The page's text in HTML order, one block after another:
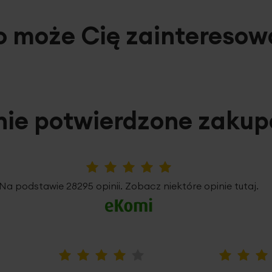
może Cię
potwierdzone
5%
Na podstawie 28295 opinii. Zobacz niektóre opinie tutaj.